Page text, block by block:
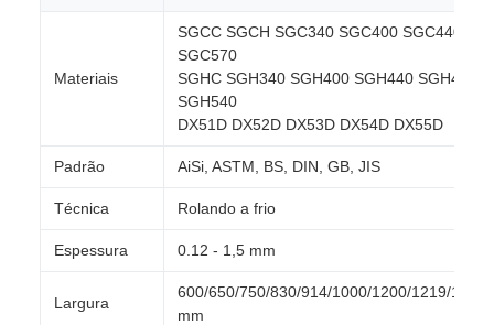
Materiais
SGCC SGCH SGC340 SGC400 SGC440
SGC570
SGHC SGH340 SGH400 SGH440 SGH490
SGH540
DX51D DX52D DX53D DX54D DX55D
Padrão AiSi, ASTM, BS, DIN, GB, JIS
Técnica Rolando a frio
Espessura 0.12 - 1,5 mm
Largura
600/650/750/830/914/1000/1200/1219/1220/
mm